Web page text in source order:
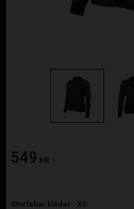
549 KR
Storlekar kläder : XS